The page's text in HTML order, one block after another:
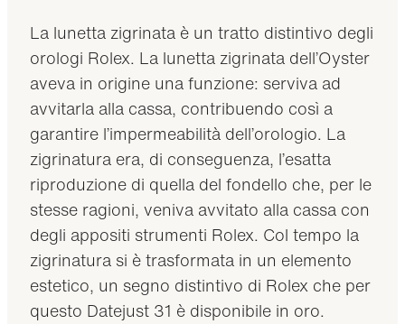
La lunetta zigrinata è un tratto distintivo degli
orologi Rolex. La lunetta zigrinata dell’Oyster
aveva in origine una funzione: serviva ad
avvitarla alla cassa, contribuendo così a
garantire l’impermeabilità dell’orologio. La
zigrinatura era, di conseguenza, l’esatta
riproduzione di quella del fondello che, per le
stesse ragioni, veniva avvitato alla cassa con
degli appositi strumenti Rolex. Col tempo la
zigrinatura si è trasformata in un elemento
estetico, un segno distintivo di Rolex che per
questo Datejust 31 è disponibile in oro.